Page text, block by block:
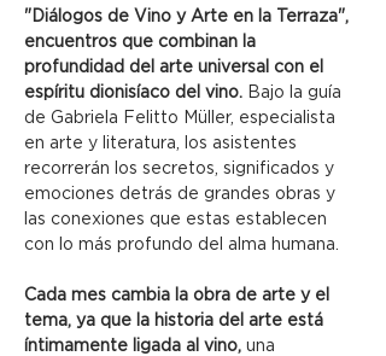
"Diálogos de Vino y Arte en la Terraza",
encuentros que combinan la
profundidad del arte universal con el
espíritu dionisíaco del vino. Bajo la guía
de Gabriela Felitto Müller, especialista
en arte y literatura, los asistentes
recorrerán los secretos, significados y
emociones detrás de grandes obras y
las conexiones que estas establecen
con lo más profundo del alma humana.
Cada mes cambia la obra de arte y el
tema, ya que la historia del arte está
íntimamente ligada al vino, una